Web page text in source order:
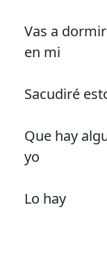
Vas a
en mi
Sacudiré
Que hay
yo
Lo hay